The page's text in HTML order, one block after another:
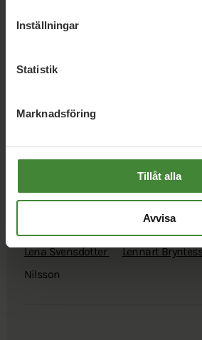
Inställningar
Statistik
Marknadsföring
Tillåt alla
Avvisa
Uppdrag med
Lena Svensdotter Lennart
Nilsson